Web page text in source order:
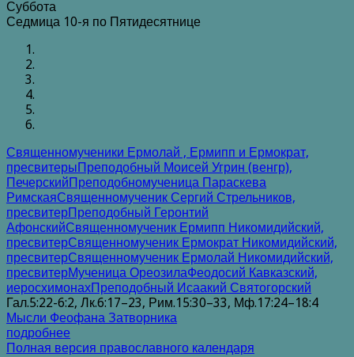
Суббота
Седмица 10-я по Пятидесятнице
Священномученики Ермолай , Ермипп и Ермократ,
пресвитерыПреподобный Моисей Угрин (венгр),
ПечерскийПреподобномученица Параскева
РимскаяСвященномученик Сергий Стрельников,
пресвитерПреподобный Геронтий
АфонскийСвященномученик Ермипп Никомидийский,
пресвитерСвященномученик Ермократ Никомидийский,
пресвитерСвященномученик Ермолай Никомидийский,
пресвитерМученица ОреозилаФеодосий Кавказский,
иеросхимонахПреподобный Исаакий Святогорский
Гал.5:22-6:2, Лк.6:17–23, Рим.15:30–33, Мф.17:24–18:4
Мысли Феофана Затворника
подробнее
Полная версия православного календаря